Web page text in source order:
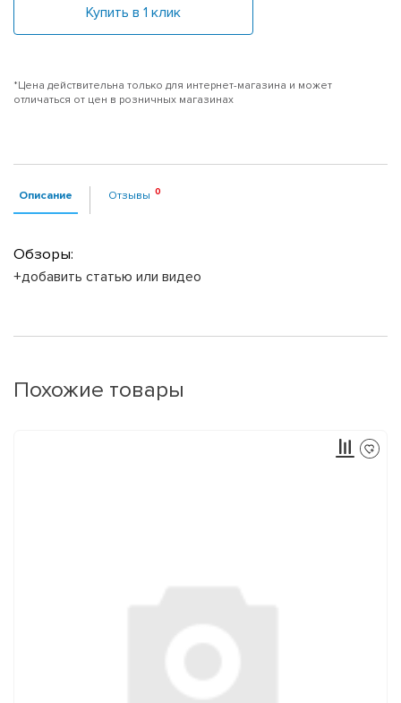
Купить в 1 клик
*Цена действительна только для интернет-магазина и может
отличаться от цен в розничных магазинах
Описание Отзывы
Обзоры:
+добавить статью или видео
Похожие товары